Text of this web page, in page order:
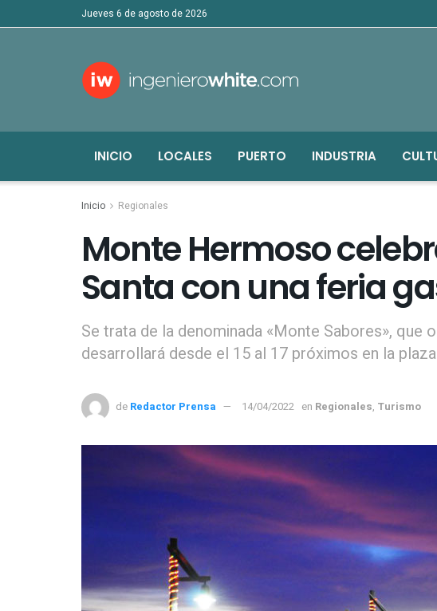
jueves 6 de agosto de 2026
INICIO LOCALES PUERTO INDUSTRIA
Inicio Regionales
Monte Hermoso
Santa con una feria
Se trata de la denominada «Monte Sabores», que
desarrollará desde el 15 al 17 próximos en la
de Redactor Prensa 14/04/2022 en Regionales, Turismo